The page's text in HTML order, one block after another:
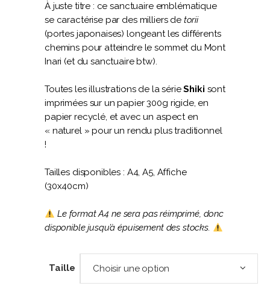
À juste titre : ce sanctuaire emblématique
se caractérise par des milliers de torii
(portes japonaises) longeant les différents
chemins pour atteindre le sommet du Mont
Inari (et du sanctuaire btw).
Toutes les illustrations de la sérieShiki sont
imprimées sur un papier 300g rigide, en
papier recyclé, et avec un aspect en
« naturel » pour un rendu plus traditionnel
!
Tailles disponibles : A4, A5, Affiche
(30x40cm)
Le format A4 ne sera pas réimprimé, donc
disponible jusqu’à épuisement des stocks.
Taille Choisir une option